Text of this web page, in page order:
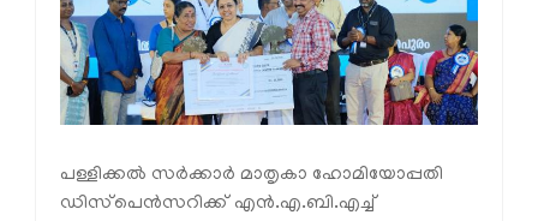
പള്ളിക്കല്‍ സര്‍ക്കാര്‍ മാതൃകാ ഹോമിയോപ്പതി
ഡിസ്‌പെന്‍സറിക്ക് എന്‍.എ.ബി.എച്ച്